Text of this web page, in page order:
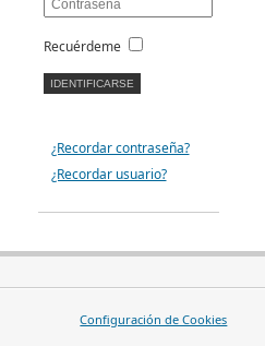
Recuérdeme
¿Recordar contraseña?
¿Recordar usuario?
Configuración de Cookies